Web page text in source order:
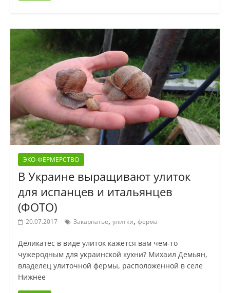
ЭКО-ФЕРМЕРСТВО
В Украине выращивают улиток
для испанцев и итальянцев
(ФОТО)
20.07.2017 Закарпатье, улитки, ферма
Деликатес в виде улиток кажется вам чем-то
чужеродным для украинской кухни? Михаил Демьян,
владелец улиточной фермы, расположенной в селе
Нижнее